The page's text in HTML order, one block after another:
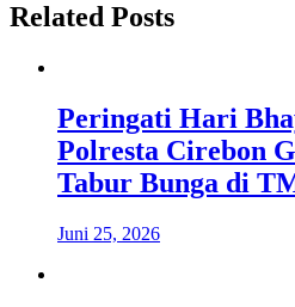
Related Posts
Peringati Hari
Polresta Cirebon
Tabur Bunga di
Juni 25, 2026